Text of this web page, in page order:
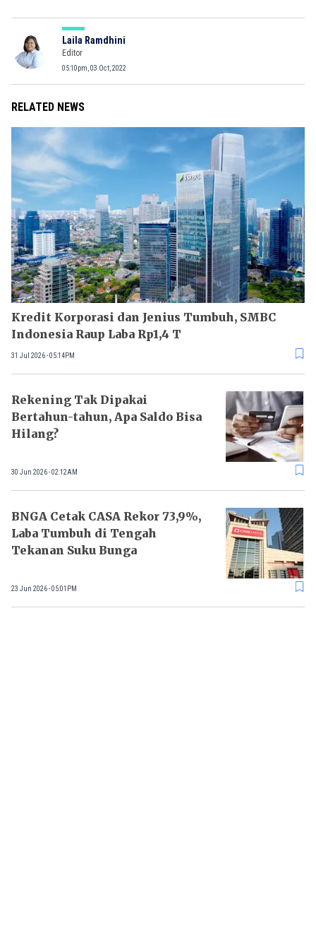
Laila Ramdhini
Editor
05:10pm, 03 Oct, 2022
RELATED NEWS
Kredit Korporasi dan Jenius Tumbuh, SMBC
Indonesia Raup Laba Rp1,4 T
31 Jul 2026 - 05:14PM
Rekening Tak Dipakai
Bertahun-tahun, Apa Saldo Bisa
Hilang?
30 Jun 2026 - 02:12AM
BNGA Cetak CASA Rekor 73,9%,
Laba Tumbuh di Tengah
Tekanan Suku Bunga
23 Jun 2026 - 05:01PM